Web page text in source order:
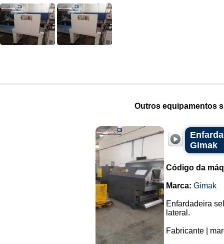
Outros equipamentos
Gimak
Código da
Marca: Gimak
Enfardadeira
lateral.
Fabricante |